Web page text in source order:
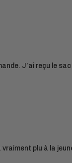
J’ai reçu le
plu à la